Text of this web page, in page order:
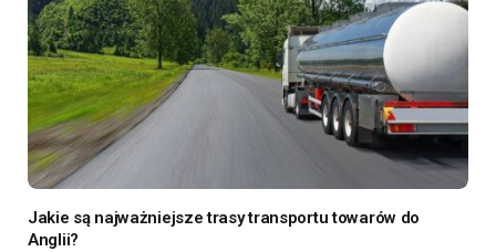
Jakie są najważniejsze trasy transportu towarów do
Anglii?